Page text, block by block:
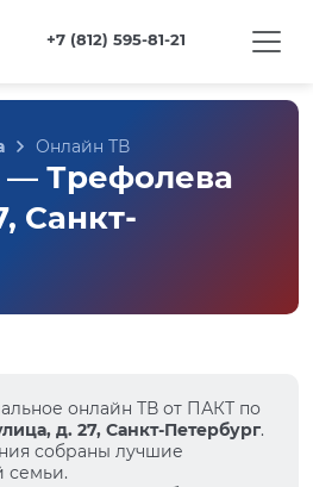
+7 (812) 595-81-21
Онлайн ТВ
Трефолева
Санкт-
онлайн ТВ от ПАКТ по
д. 27, Санкт-Петербург.
собраны лучшие
семьи.